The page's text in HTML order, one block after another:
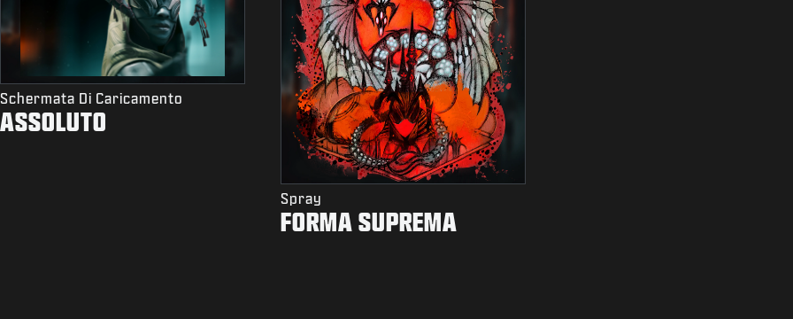
Schermata Di Caricamento
ASSOLUTO
Spray
FORMA SUPREMA